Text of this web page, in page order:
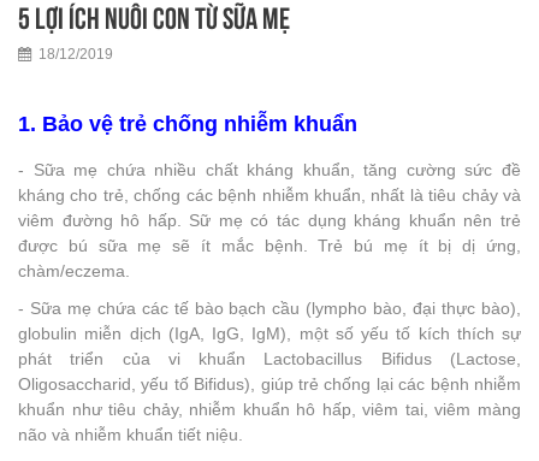
5 Lợi ích nuôi con từ sữa mẹ
18/12/2019
1. Bảo vệ trẻ chống nhiễm khuẩn
- Sữa mẹ chứa nhiều chất kháng khuẩn, tăng cường sức đề
kháng cho trẻ, chống các bệnh nhiễm khuẩn, nhất là tiêu chảy và
viêm đường hô hấp. Sữ mẹ có tác dụng kháng khuẩn nên trẻ
được bú sữa mẹ sẽ ít mắc bệnh. Trẻ bú mẹ ít bị dị ứng,
chàm/eczema.
- Sữa mẹ chứa các tế bào bạch cầu (lympho bào, đại thực bào),
globulin miễn dịch (IgA, IgG, IgM), một số yếu tố kích thích sự
phát triển của vi khuẩn Lactobacillus Bifidus (Lactose,
Oligosaccharid, yếu tố Bifidus), giúp trẻ chống lại các bệnh nhiễm
khuẩn như tiêu chảy, nhiễm khuẩn hô hấp, viêm tai, viêm màng
não và nhiễm khuẩn tiết niệu.